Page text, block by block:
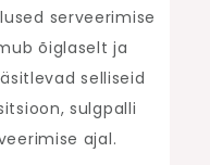
serveerimise
õiglaselt ja
selliseid
sulgpalli
ajal.